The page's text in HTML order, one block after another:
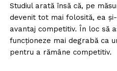
Studiul arată însă că, pe
devenit tot mai folosită, ea
avantaj competitiv. În loc să
funcționeze mai degrabă ca
pentru a rămâne competitiv.